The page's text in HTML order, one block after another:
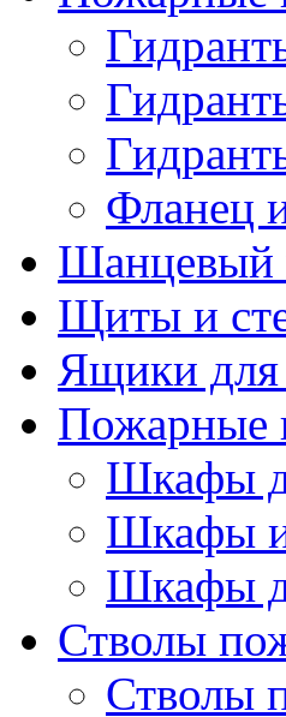
Фланец
Шанцевый
Щиты и
Ящики для
Пожарные
Шкафы
Шкафы
Шкафы
Стволы
Стволы